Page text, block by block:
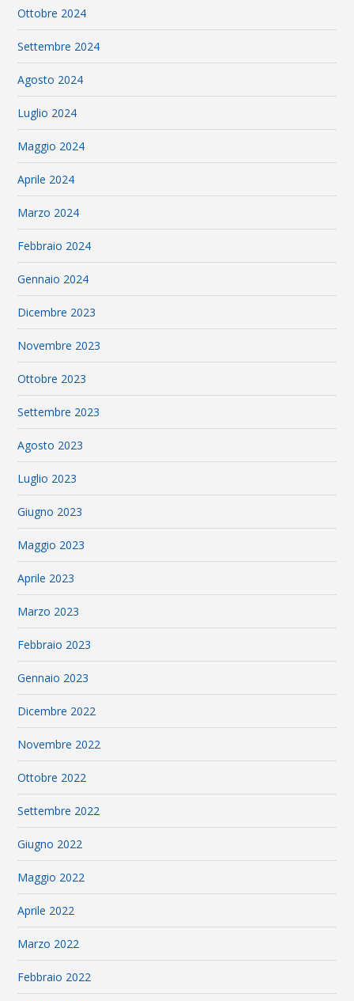
Ottobre 2024
Settembre 2024
Agosto 2024
Luglio 2024
Maggio 2024
Aprile 2024
Marzo 2024
Febbraio 2024
Gennaio 2024
Dicembre 2023
Novembre 2023
Ottobre 2023
Settembre 2023
Agosto 2023
Luglio 2023
Giugno 2023
Maggio 2023
Aprile 2023
Marzo 2023
Febbraio 2023
Gennaio 2023
Dicembre 2022
Novembre 2022
Ottobre 2022
Settembre 2022
Giugno 2022
Maggio 2022
Aprile 2022
Marzo 2022
Febbraio 2022